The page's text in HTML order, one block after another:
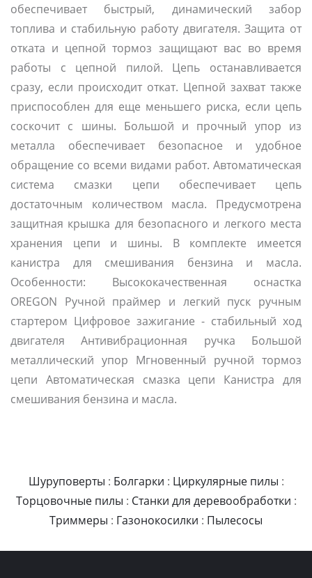
обеспечивает быстрый, динамический забор
топлива и стабильную работу двигателя. Защита от
отката и цепной тормоз защищают вас во время
работы с цепной пилой. Цепь останавливается
сразу, если происходит откат. Цепной захват также
приспособлен для еще меньшего риска, если цепь
соскочит с шины. Большой и прочный упор из
металла обеспечивает безопасное и удобное
обращение со всеми видами работ. Автоматическая
система смазки цепи обеспечивает цепь
достаточным количеством масла. Предусмотрена
защитная крышка для безопасного и легкого места
хранения цепи и шины. В комплекте имеется
канистра для смешивания бензина и масла.
Особенности: Высококачественная оснастка
OREGON Ручной праймер и легкий пуск ручным
стартером Цифровое зажигание - стабильный ход
двигателя Антивибрационная ручка Большой
металлический упор Мгновенный ручной тормоз
цепи Автоматическая смазка цепи Канистра для
смешивания бензина и масла.
Шуруповерты : Болгарки : Циркулярные пилы :
Торцовочные пилы : Станки для деревообработки :
Триммеры : Газонокосилки : Пылесосы